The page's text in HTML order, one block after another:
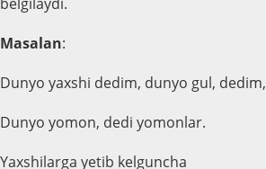
Masalan:
Dunyo yaxshi dedim, dunyo gul, dedim,
Dunyo yomon, dedi yomonlar.
Yaxshilarga yetib kelguncha